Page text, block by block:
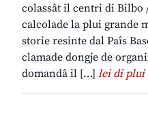
colassât il centri di Bilbo
calcolade la plui grande
storie resinte dal Paîs
clamade dongje de
domandâ il […] lei di plui